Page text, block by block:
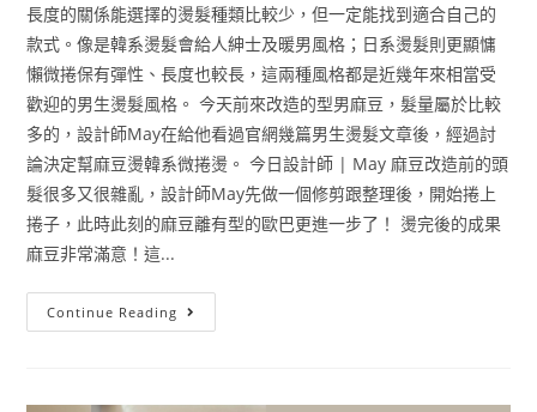
長度的關係能選擇的燙髮種類比較少，但一定能找到適合自己的
款式。像是韓系燙髮會給人紳士及暖男風格；日系燙髮則更顯慵
懶微捲保有彈性、長度也較長，這兩種風格都是近幾年來相當受
歡迎的男生燙髮風格。 今天前來改造的型男麻豆，髮量屬於比較
多的，設計師May在給他看過官網幾篇男生燙髮文章後，經過討
論決定幫麻豆燙韓系微捲燙。 今日設計師 | May 麻豆改造前的頭
髮很多又很雜亂，設計師May先做一個修剪跟整理後，開始捲上
捲子，此時此刻的麻豆離有型的歐巴更進一步了！ 燙完後的成果
麻豆非常滿意！這...
Continue Reading